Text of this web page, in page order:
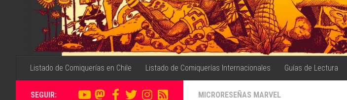
Listado de Comiquerías en Chile Listado de Comiquerías Internacionales Guías de Lectura
MICRORESEÑAS MARVEL
SEGUIR: